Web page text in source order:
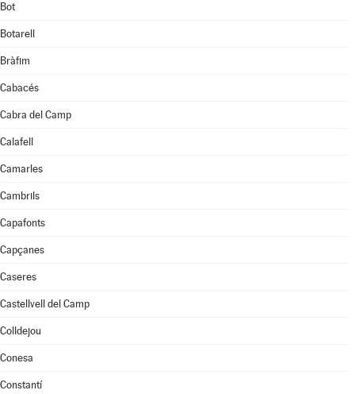
Bot
Botarell
Bràfim
Cabacés
Cabra del Camp
Calafell
Camarles
Cambrils
Capafonts
Capçanes
Caseres
Castellvell del Camp
Colldejou
Conesa
Constantí